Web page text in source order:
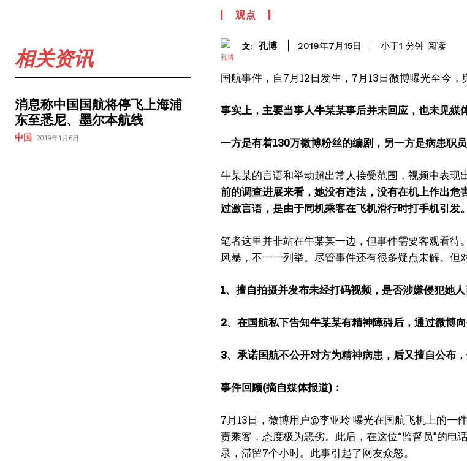
相关资讯
消息称中国国航将停飞上海浦
东至悉尼、墨尔本航线
中国 2019年1月6日
观点
文: 孔博 2019年7月15日 小于1 分钟 阅读
国航事件，自7月12日发生，7月13日微博曝光至今，
事实上，主要当事人牛某某事后并未回应，也未见媒
一方是有着130万微博粉丝的编剧，另一方是病患职
牛某某的言语和举动超出常人接受范围，视频中表现
前的调查进展来看，她没有违法，没有在机上作出
过激言语，是由于同机乘客在飞机滑行时打手机引发
笔者这里并非站在牛某某一边，但事件需要客观看
风暴，不一一列举。尽管事件还有很多疑点未解。但
1、擅自拍摄并发布未经打码视频，是否涉嫌侵犯她人
2、在国航私下告知牛某某有精神障碍后，通过微博
3、承诺国航不公开对方为精神病患，后又擅自公布
事件回顾(摘自媒体报道)：
7月13日，微博用户@李亚玲 曝光在国航飞机上的一
责乘客，态度极为恶劣。此后，在这位“监督员”的
录，滞留7个小时。此事引起了网友众怒。